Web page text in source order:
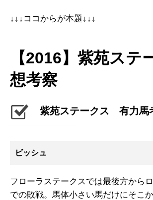
↓↓↓ココからが本題↓↓↓
【2016】紫苑ステ
想考察
紫苑ステークス 有力馬
ビッシュ
フローラステークスでは最後方から
での敗戦。馬体小さい馬だけにそこ